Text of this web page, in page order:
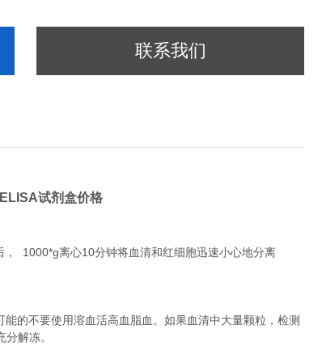
联系我们
试剂盒价格
1000*g离心10分钟将血清和红细胞迅速小心地分离
不要使用溶血活高血脂血。如果血清中大量颗粒，检测
解冻。